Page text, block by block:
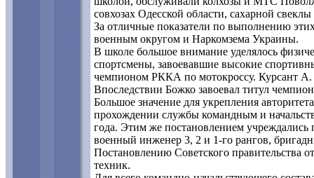
совхозах Одесской области, сахарной
За отличные показатели по выполнению
военным округом и Наркомзема Украины.
В школе большое внимание уделялось
спортсмены, завоевавшие высокие
чемпионом РККА по мотокроссу. Курсант
Впоследствии Божко завоевал титул
Большое значение для укрепления
прохождении службы командным и
года. Этим же постановлением учреждались
военный инженер 3, 2 и 1-го рангов,
Постановлению Советского правительства
техник.